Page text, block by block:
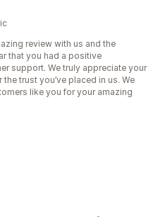
review with us and the
that you had a positive
support. We truly appreciate your
trust you’ve placed in us. We
like you for your amazing